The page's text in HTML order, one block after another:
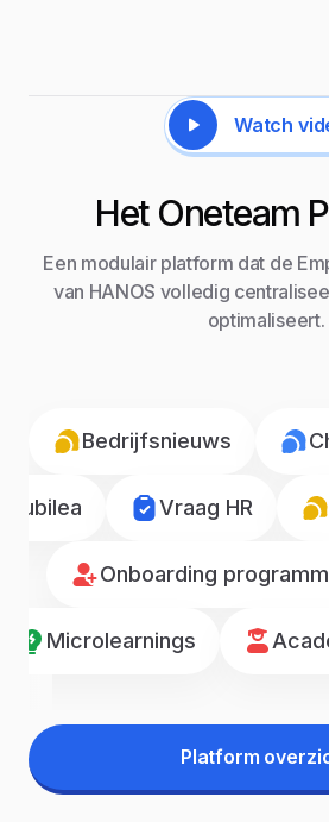
Watch
Het Oneteam
Een modulair platform dat de
van HANOS volledig
optimaliseert.
Bedrijfsnieuws
Jubilea Vraag HR
Onboarding
Microlearnings
Platform